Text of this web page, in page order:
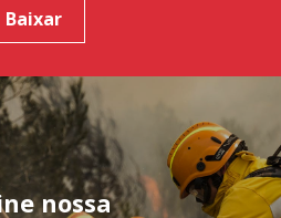
Baixar
nossa